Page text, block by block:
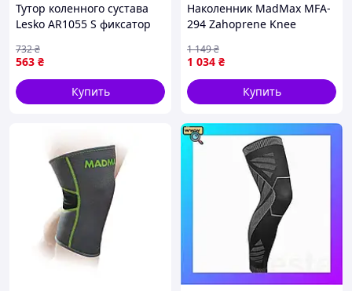
Тутор коленного сустава
Lesko AR1055 S фиксатор
563 ₴
732₴
Купить
Наколенник MadMax MFA-
294 Zahoprene Knee
(1шт.) M
1 034 ₴
1 149₴
Купить